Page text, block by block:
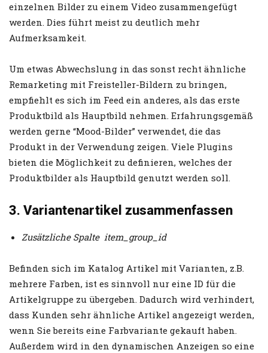
einzelnen Bilder zu einem Video zusammengefügt
werden. Dies führt meist zu deutlich mehr
Aufmerksamkeit.
Um etwas Abwechslung in das sonst recht ähnliche
Remarketing mit Freisteller-Bildern zu bringen,
empfiehlt es sich im Feed ein anderes, als das erste
Produktbild als Hauptbild nehmen. Erfahrungsgemäß
werden gerne “Mood-Bilder” verwendet, die das
Produkt in der Verwendung zeigen. Viele Plugins
bieten die Möglichkeit zu definieren, welches der
Produktbilder als Hauptbild genutzt werden soll.
3. Variantenartikel zusammenfassen
Zusätzliche Spalte item_group_id
Befinden sich im Katalog Artikel mit Varianten, z.B.
mehrere Farben, ist es sinnvoll nur eine ID für die
Artikelgruppe zu übergeben. Dadurch wird verhindert,
dass Kunden sehr ähnliche Artikel angezeigt werden,
wenn Sie bereits eine Farbvariante gekauft haben.
Außerdem wird in den dynamischen Anzeigen so eine